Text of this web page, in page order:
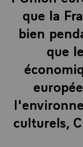
que la
bien
que
culturels,